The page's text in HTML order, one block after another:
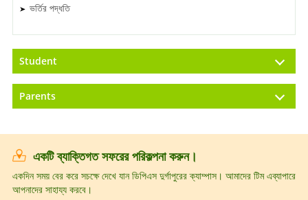
ভর্তির পদ্ধতি
Student
Parents
একটি ব্যাক্তিগত সফরের পরিকল্পনা করুন।
একদিন সময় বের করে সচক্ষে দেখে যান ডিপিএস দুর্গাপুরের ক্যাম্পাস। আমাদের টিম এব্যাপারে
আপনাদের সাহায্য করবে।